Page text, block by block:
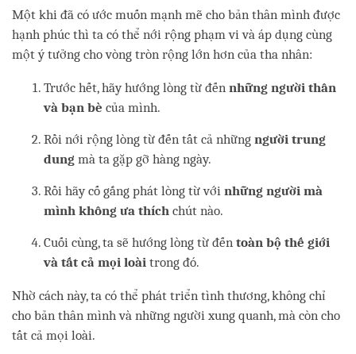
Một khi đã có ước muốn mạnh mẽ cho bản thân mình được
hạnh phúc thì ta có thể nới rộng phạm vi và áp dụng cùng
một ý tưởng cho vòng tròn rộng lớn hơn của tha nhân:
Trước hết, hãy hướng lòng từ đếnnhững người thân
và bạn bè của mình.
Rồi nới rộng lòng từ đến tất cả nhữngngười trung
dung mà ta gặp gỡ hàng ngày.
Rồi hãy cố gắng phát lòng từ vớinhững người mà
mình không ưa thích chút nào.
Cuối cùng, ta sẽ hướng lòng từ đếntoàn bộ thế giới
và tất cả mọi loàitrong đó.
Nhờ cách này, ta có thể phát triển tình thương, không chỉ
cho bản thân mình và những người xung quanh, mà còn cho
tất cả mọi loài.